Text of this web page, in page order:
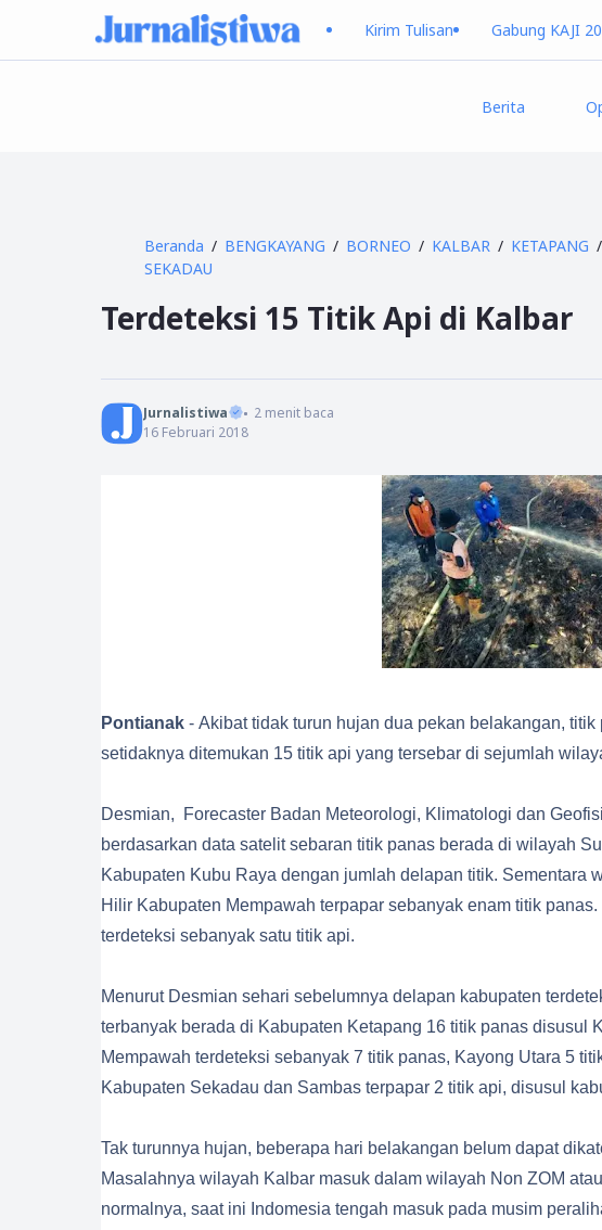
Kirim Tulisan Gabung KAJI
Berita
Beranda BENGKAYANG BORNEO KALBAR KETAPANG
SEKADAU
Terdeteksi 15 Titik Api di Kalbar
Jurnalistiwa 2menit baca
16 Februari 2018
Pontianak - Akibat tidak turun hujan dua pekan belakangan,
setidaknya ditemukan 15 titik api yang tersebar di sejumlah
Desmian, Forecaster Badan Meteorologi, Klimatologi dan
berdasarkan data satelit sebaran titik panas berada di wilayah
Kabupaten Kubu Raya dengan jumlah delapan titik. Sementara
Hilir Kabupaten Mempawah terpapar sebanyak enam titik
terdeteksi sebanyak satu titik api.
Menurut Desmian sehari sebelumnya delapan kabupaten
terbanyak berada di Kabupaten Ketapang 16 titik panas disusul
Mempawah terdeteksi sebanyak 7 titik panas, Kayong Utara 5
Kabupaten Sekadau dan Sambas terpapar 2 titik api, disusul
Tak turunnya hujan, beberapa hari belakangan belum dapat
Masalahnya wilayah Kalbar masuk dalam wilayah Non ZOM
normalnya, saat ini Indomesia tengah masuk pada musim